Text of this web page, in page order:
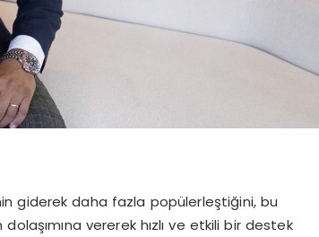
giderek daha fazla popülerleştiğini, bu
vererek hızlı ve etkili bir destek